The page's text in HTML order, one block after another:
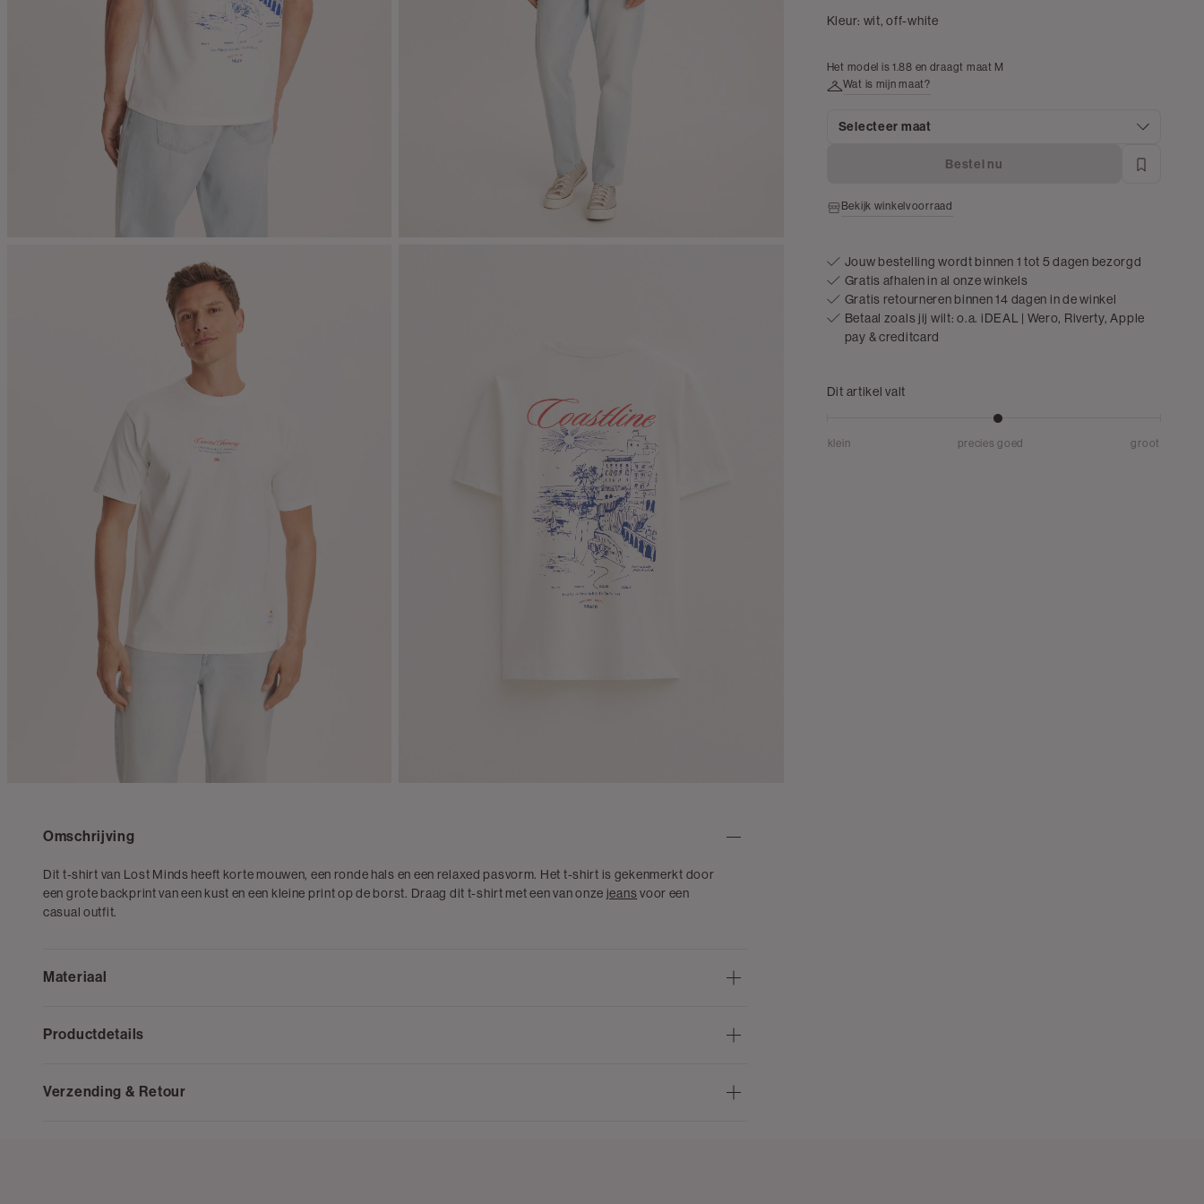
Kleur: wit, off-white
Het model is 1.88 en draagt maat M
Wat is mijn maat?
Selecteer maat
Bestel nu
Bekijk winkelvoorraad
Jouw bestelling wordt binnen 1 tot 5 dagen bezorgd
Gratis afhalen in al onze winkels
Gratis retourneren binnen 14 dagen in de winkel
Betaal zoals jij wilt: o.a. iDEAL | Wero, Riverty, Apple
pay & creditcard
Dit artikel valt
klein precies goed groot
Omschrijving
Dit t-shirt van Lost Minds heeft korte mouwen, een ronde hals en een relaxed pasvorm. Het t-shirt is gekenmerkt door
een grote backprint van een kust en een kleine print op de borst. Draag dit t-shirt met een van onze jeansvoor een
casual outfit.
Materiaal
Productdetails
Verzending & Retour